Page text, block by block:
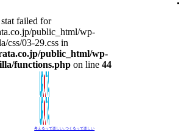
failed for
public_html/wp-
css/03-29.css in
public_html/wp-
functions.php on line 44
考えるって楽しい､つくるって楽しい